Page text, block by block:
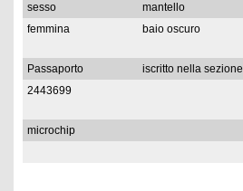
sesso mantello
femmina
baio oscuro
Passaporto iscritto nella sezione
2443699
microchip